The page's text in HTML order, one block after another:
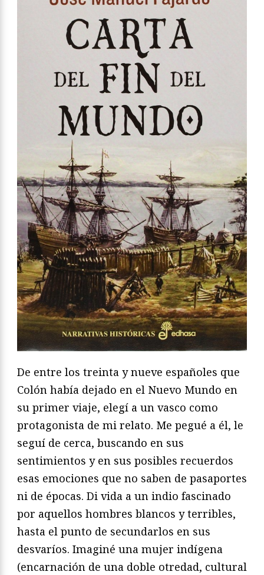
De entre los treinta y nueve españoles que
Colón había dejado en el Nuevo Mundo en
su primer viaje, elegí a un vasco como
protagonista de mi relato. Me pegué a él, le
seguí de cerca, buscando en sus
sentimientos y en sus posibles recuerdos
esas emociones que no saben de pasaportes
ni de épocas. Di vida a un indio fascinado
por aquellos hombres blancos y terribles,
hasta el punto de secundarlos en sus
desvaríos. Imaginé una mujer indígena
(encarnación de una doble otredad, cultural